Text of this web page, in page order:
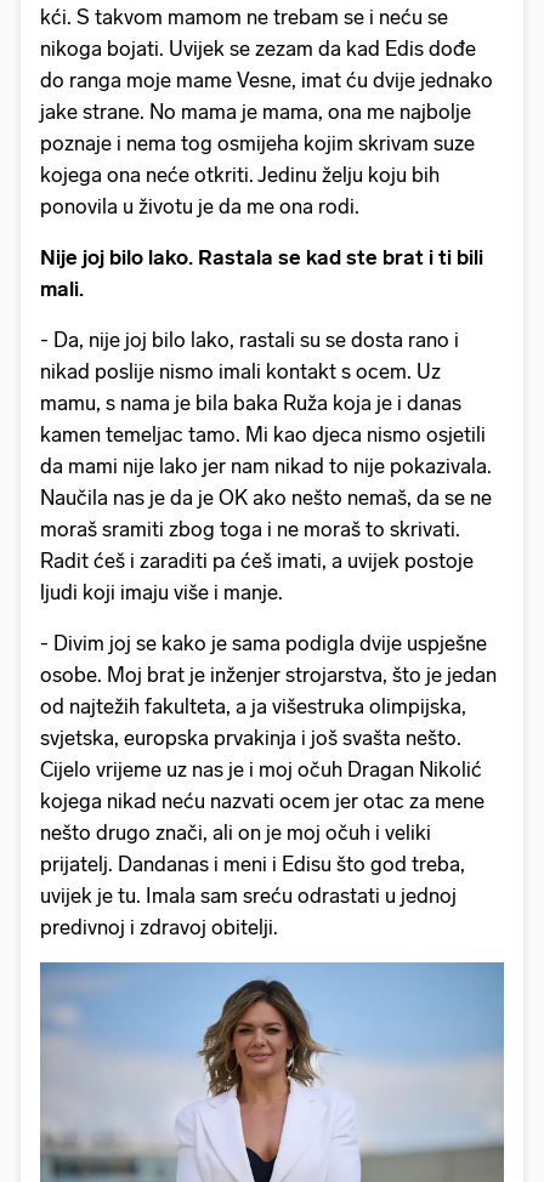
kći. S takvom mamom ne trebam se i neću se
nikoga bojati. Uvijek se zezam da kad Edis dođe
do ranga moje mame Vesne, imat ću dvije jednako
jake strane. No mama je mama, ona me najbolje
poznaje i nema tog osmijeha kojim skrivam suze
kojega ona neće otkriti. Jedinu želju koju bih
ponovila u životu je da me ona rodi.
Nije joj bilo lako. Rastala se kad ste brat i ti bili
mali.
- Da, nije joj bilo lako, rastali su se dosta rano i
nikad poslije nismo imali kontakt s ocem. Uz
mamu, s nama je bila baka Ruža koja je i danas
kamen temeljac tamo. Mi kao djeca nismo osjetili
da mami nije lako jer nam nikad to nije pokazivala.
Naučila nas je da je OK ako nešto nemaš, da se ne
moraš sramiti zbog toga i ne moraš to skrivati.
Radit ćeš i zaraditi pa ćeš imati, a uvijek postoje
ljudi koji imaju više i manje.
- Divim joj se kako je sama podigla dvije uspješne
osobe. Moj brat je inženjer strojarstva, što je jedan
od najtežih fakulteta, a ja višestruka olimpijska,
svjetska, europska prvakinja i još svašta nešto.
Cijelo vrijeme uz nas je i moj očuh Dragan Nikolić
kojega nikad neću nazvati ocem jer otac za mene
nešto drugo znači, ali on je moj očuh i veliki
prijatelj. Dandanas i meni i Edisu što god treba,
uvijek je tu. Imala sam sreću odrastati u jednoj
predivnoj i zdravoj obitelji.